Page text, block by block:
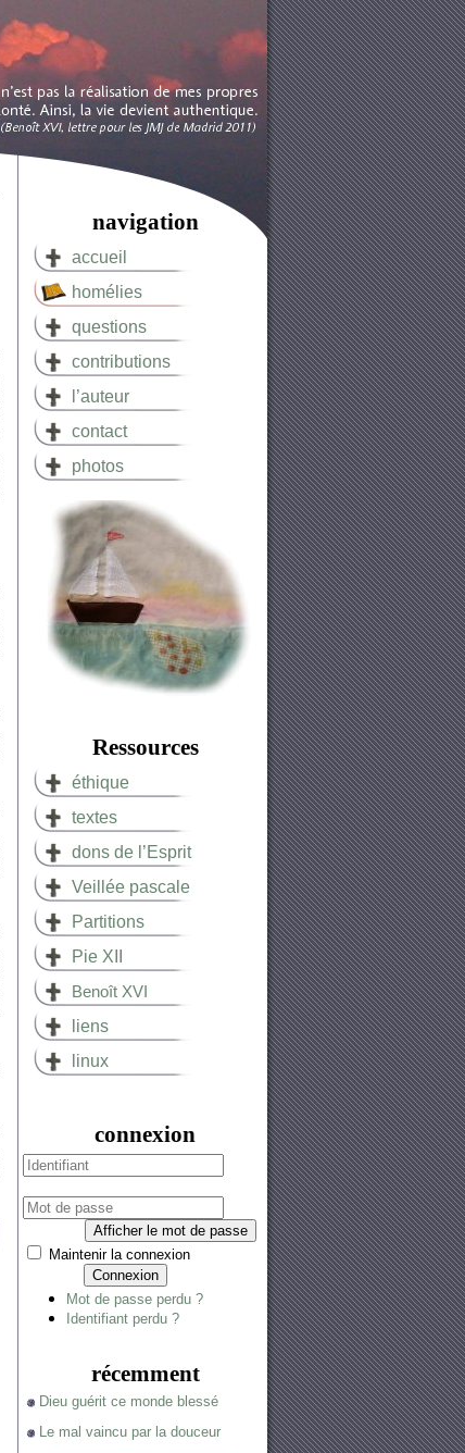
navigation
accueil
homélies
questions
contributions
l’auteur
contact
photos
Ressources
éthique
textes
dons de l’Esprit
Veillée pascale
Partitions
Pie XII
Benoît XVI
liens
linux
connexion
Afficher le mot de passe
Maintenir la connexion
Connexion
Mot de passe perdu ?
Identifiant perdu ?
récemment
Dieu guérit ce monde blessé
Le mal vaincu par la douceur